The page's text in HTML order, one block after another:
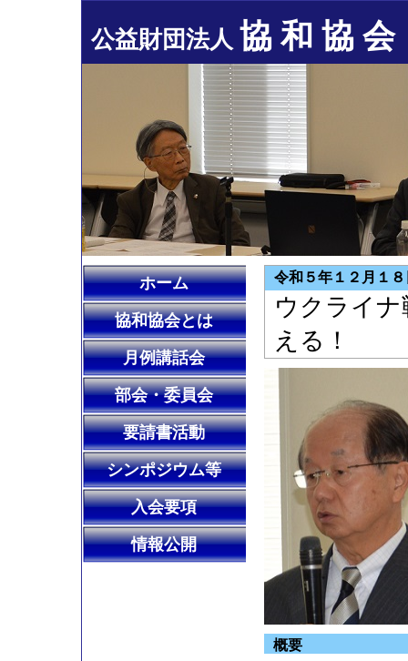
公益財団法人 協 和 協 会
ホーム
協和協会とは
月例講話会
部会・委員会
要請書活動
シンポジウム等
入会要項
情報公開
令和５年１２月１
ウクライ
える！
概要